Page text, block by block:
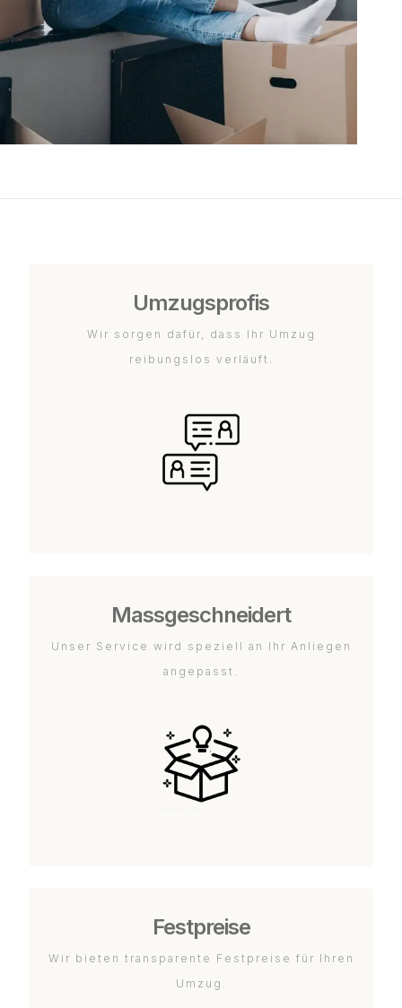
Umzugsprofis
Wir sorgen dafür, dass Ihr Umzug
reibungslos verläuft.
Massgeschneidert
Unser Service wird speziell an Ihr Anliegen
angepasst.
Festpreise
Wir bieten transparente Festpreise für Ihren
Umzug.